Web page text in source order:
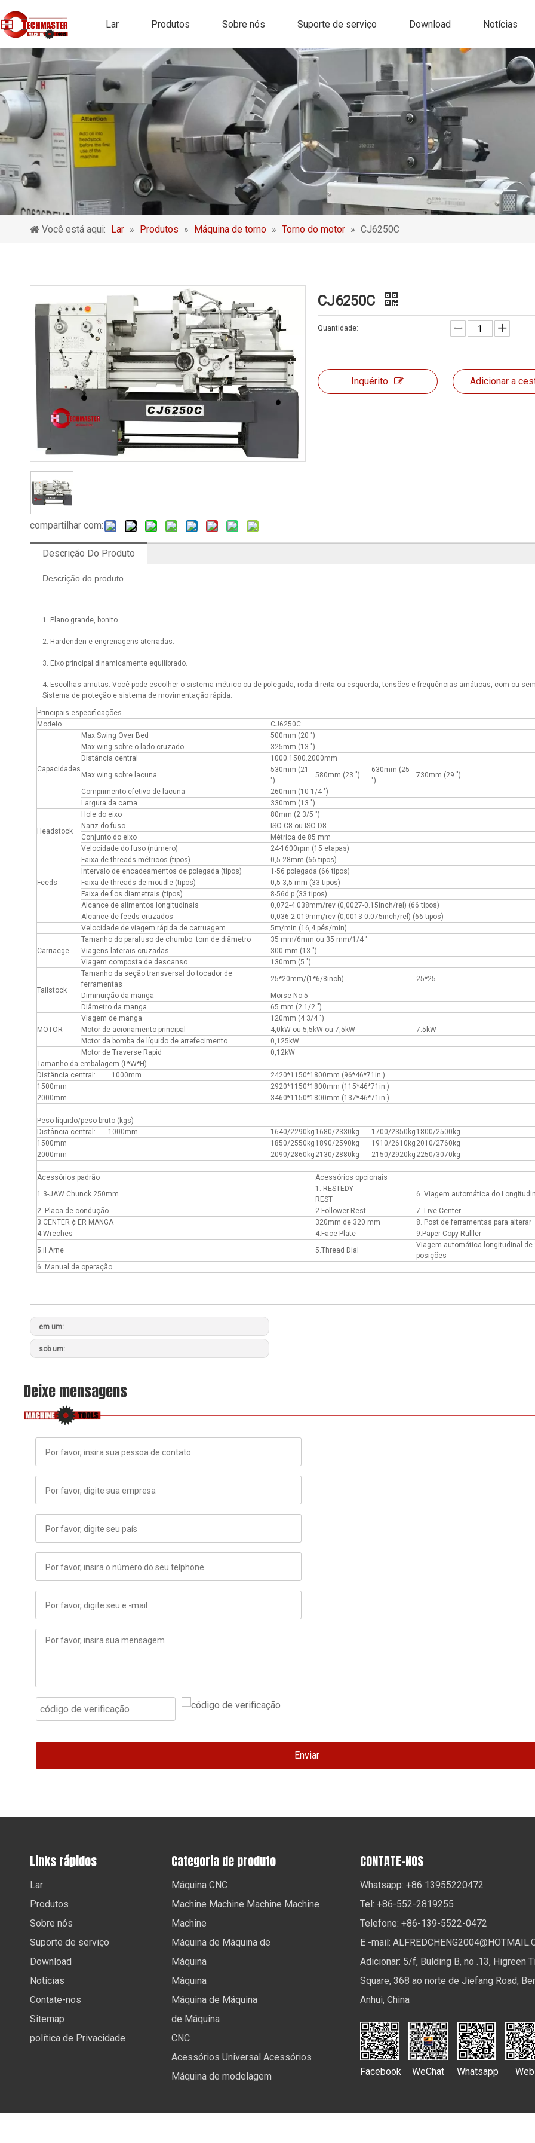
Lar Produtos Sobre nós Suporte de serviço Download Notícias
Você está aqui: Lar » Produtos » Máquina de torno » Torno do motor » CJ6250C
compartilhar com:
CJ6250C
Quantidade:
Inquérito Adicionar a
Descrição Do Produto
Descrição do produto
1. Plano grande, bonito.
2. Hardenden e engrenagens aterradas.
3. Eixo principal dinamicamente equilibrado.
4. Escolhas amutas: Você pode escolher o sistema métrico ou de polegada, roda direita ou esquerda, tensões e frequências amáticas, com ou
Sistema de proteção e sistema de movimentação rápida.
Principais especificações
Modelo
CJ6250C
Capacidades
Max.Swing Over Bed
500mm (20 ″)
Max.wing sobre o lado cruzado
325mm (13 ″)
Distância central
1000.1500.2000mm
Max.wing sobre lacuna
530mm (21
″)
580mm (23 ″)
630mm (25
″)
730mm (29 ″)
Comprimento efetivo de lacuna
260mm (10 1/4 ″)
Largura da cama
330mm (13 ″)
Headstock
Hole do eixo
80mm (2 3/5 ″)
Nariz do fuso
ISO-C8 ou ISO-D8
Conjunto do eixo
Métrica de 85 mm
Velocidade do fuso (número)
24-1600rpm (15 etapas)
Feeds
Faixa de threads métricos (tipos)
0,5-28mm (66 tipos)
Intervalo de encadeamentos de polegada (tipos)
1-56 polegada (66 tipos)
Faixa de threads de moudle (tipos)
0,5-3,5 mm (33 tipos)
Faixa de fios diametrais (tipos)
8-56d.p (33 tipos)
Alcance de alimentos longitudinais
0,072-4.038mm/rev (0,0027-0.15inch/rel) (66 tipos)
Alcance de feeds cruzados
0,036-2.019mm/rev (0,0013-0.075inch/rel) (66 tipos)
Velocidade de viagem rápida de carruagem
5m/min (16,4 pés/min)
Carriacge
Tamanho do parafuso de chumbo: tom de diâmetro
35 mm/6mm ou 35 mm/1/4 ″
Viagens laterais cruzadas
300 mm (13 ″)
Viagem composta de descanso
130mm (5 ″)
Tailstock
Tamanho da seção transversal do tocador de
ferramentas
25*20mm/(1*6/8inch)
25*25
Diminuição da manga
Morse No.5
Diâmetro da manga
65 mm (2 1/2 ″)
MOTOR
Viagem de manga
120mm (4 3/4 ″)
Motor de acionamento principal
4,0kW ou 5,5kW ou 7,5kW
7.5kW
Motor da bomba de líquido de arrefecimento
0,125kW
Motor de Traverse Rapid
0,12kW
Tamanho da embalagem (L*W*H)
Distância central: 1000mm
2420*1150*1800mm (96*46*71in.)
1500mm
2920*1150*1800mm (115*46*71in.)
2000mm
3460*1150*1800mm (137*46*71in.)
Peso líquido/peso bruto (kgs)
Distância central: 1000mm
1640/2290kg 1680/2330kg 1700/2350kg 1800/2500kg
1500mm
1850/2550kg 1890/2590kg 1910/2610kg 2010/2760kg
2000mm
2090/2860kg 2130/2880kg 2150/2920kg 2250/3070kg
Acessórios padrão
Acessórios opcionais
1.3-JAW Chunck 250mm
1. RESTEDY
REST
6. Viagem automática do
2. Placa de condução
2.Follower Rest
7. Live Center
3.CENTER ¢ ER MANGA
320mm de 320 mm
8. Post de ferramentas para alterar
4.Wreches
4.Face Plate
9.Paper Copy Rulller
5.il Arne
5.Thread Dial
Viagem automática longitudinal de
posições
6. Manual de operação
em um:
sob um:
Deixe mensagens
Enviar
Links rápidos
Lar
Produtos
Sobre nós
Suporte de serviço
Download
Notícias
Contate-nos
Sitemap
política de Privacidade
Categoria de produto
Máquina CNC
Machine Machine Machine Machine
Machine
Máquina de Máquina de
Máquina
Máquina
Máquina de Máquina
de Máquina
CNC
Acessórios Universal Acessórios
Máquina de modelagem
CONTATE-NOS
Whatsapp: +86 13955220472
Tel: +86-552-2819255
Telefone: +86-139-5522-0472
E -mail:
Adicionar: 5/f, Bulding B, no .13, Higreen
Square, 368 ao norte de Jiefang Road,
Anhui, China
Facebook WeChat Whatsapp Web